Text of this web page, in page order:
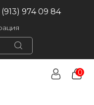
974 09 84
0